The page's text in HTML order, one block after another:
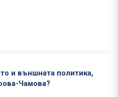
и външната политика,
Чамова?